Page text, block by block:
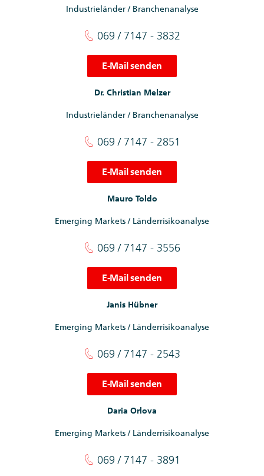
Industrieländer / Branchenanalyse
069 / 7147 - 3832
E-Mail senden
Dr. Christian Melzer
Industrieländer / Branchenanalyse
069 / 7147 - 2851
E-Mail senden
Mauro Toldo
Emerging Markets / Länderrisikoanalyse
069 / 7147 - 3556
E-Mail senden
Janis Hübner
Emerging Markets / Länderrisikoanalyse
069 / 7147 - 2543
E-Mail senden
Daria Orlova
Emerging Markets / Länderrisikoanalyse
069 / 7147 - 3891